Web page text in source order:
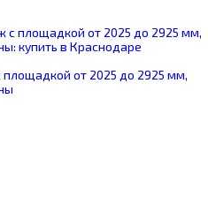
от 2025 до 2925 мм,